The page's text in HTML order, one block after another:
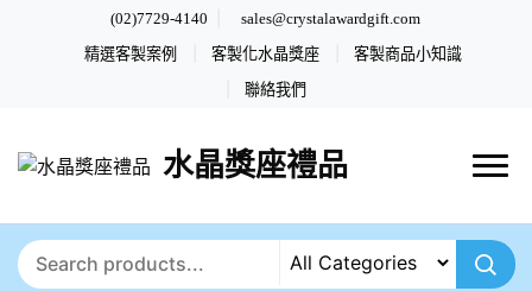
(02)7729-4140 sales@crystalawardgift.com
精選客製案例 客製化水晶獎座 客製商品小知識
聯絡我們
水晶獎座禮品